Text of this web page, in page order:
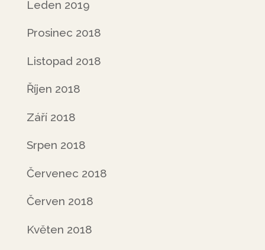
Leden 2019
Prosinec 2018
Listopad 2018
Říjen 2018
Září 2018
Srpen 2018
Červenec 2018
Červen 2018
Květen 2018